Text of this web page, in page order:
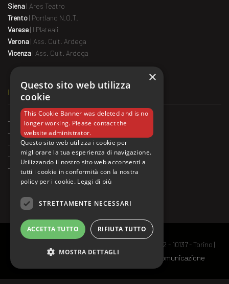
Siena| Ares Teatro
Trento| Portland N.O.T.
Varese| I Plateali
Verona| Ass. Cult. Ardega
Vicenza| Ass. Cult. Ardega
IL MATCH ALL’ESTERO
- Montreal,Ligue National d'Improvisation
-
Belgio
- Francia
- Argentina
- Svizzera
© TEATROSEQUENZA APS | Via Enrico Dandolo, 2 - 10137 - Torino |
C.F. 97711180014 | made with ♥ by
imperfect comunicazione
×
Questo sito web utilizza
cookie
This Cookie Banner was deleted and is no
longer working. Please contact the
website administrator.
Questo sito web utilizza i cookie per
migliorare la tua esperienza di navigazione.
Utilizzando il nostro sito web acconsenti a
tutti i cookie in conformità con la nostra
policy per i cookie. Leggi di più
STRETTAMENTE NECESSARI
ACCETTA TUTTO RIFIUTA TUTTO
MOSTRA DETTAGLI